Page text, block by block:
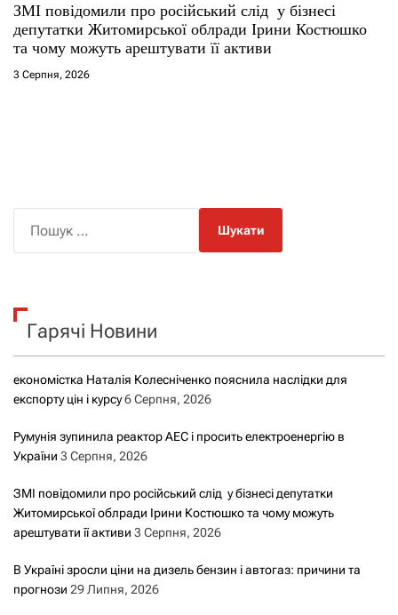
ЗМІ повідомили про російський слід у бізнесі
депутатки Житомирської облради Ірини Костюшко
та чому можуть арештувати її активи
3 Серпня, 2026
к
Гарячі Новини
економістка Наталія Колесніченко пояснила наслідки для
експорту цін і курсу6 Серпня, 2026
Румунія зупинила реактор АЕС і просить електроенергію в
України 3 Серпня, 2026
ЗМІ повідомили про російський слід у бізнесі депутатки
Житомирської облради Ірини Костюшко та чому можуть
арештувати її активи 3 Серпня, 2026
В Україні зросли ціни на дизель бензин і автогаз: причини та
прогнози 29 Липня, 2026